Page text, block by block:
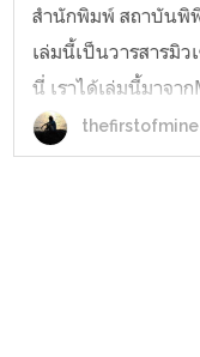
สำนักพิมพ์ สถาบันพิ
เล่มนี้เป็นวารสารมิ
นี่ เราได้เล่มนี้มาจา
‘ประวัติศาสตร์พูดยา
แต่กว่าจะได้หยิบมา
thefirstofmine